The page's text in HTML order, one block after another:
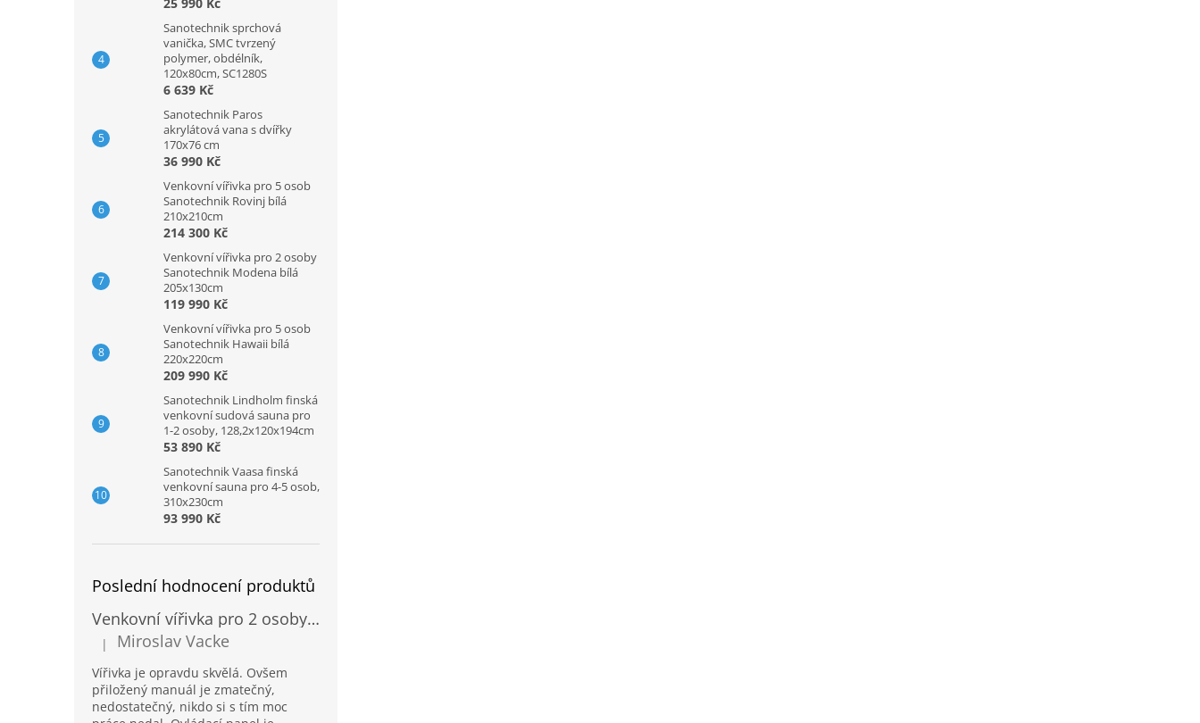
Sanotechnik sprchová
vanička, SMC tvrzený
polymer, obdélník,
120x80cm, SC1280S
6 639 Kč
Sanotechnik Paros
akrylátová vana s dvířky
170x76 cm
36 990 Kč
Venkovní vířivka pro 5 osob
Sanotechnik Rovinj bílá
210x210cm
214 300 Kč
Venkovní vířivka pro 2 osoby
Sanotechnik Modena bílá
205x130cm
119 990 Kč
Venkovní vířivka pro 5 osob
Sanotechnik Hawaii bílá
220x220cm
209 990 Kč
Sanotechnik Lindholm finská
venkovní sudová sauna pro
1-2 osoby, 128,2x120x194cm
53 890 Kč
Sanotechnik Vaasa finská
venkovní sauna pro 4-5 osob,
310x230cm
93 990 Kč
Poslední hodnocení produktů
Venkovní vířivka pro 2 osoby Sanotechnik Modena modrá 205x130cm
Hodnocení produktu je 3 z 5 hvězdiček.
| Miroslav Vacke
Vířivka je opravdu skvělá. Ovšem
přiložený manuál je zmatečný,
nedostatečný, nikdo si s tím moc